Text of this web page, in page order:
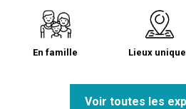
En famille Lieux
Voir toutes les